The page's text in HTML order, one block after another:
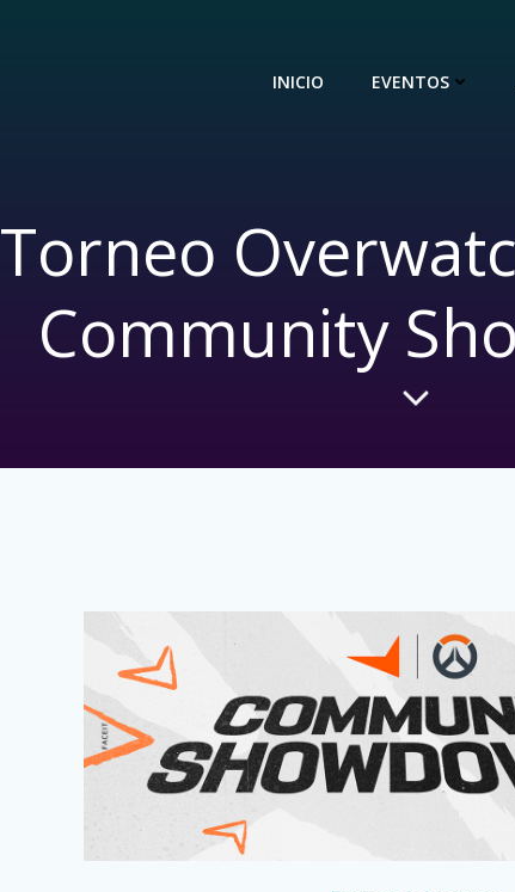
INICIO EVENTOS
Torneo
Community